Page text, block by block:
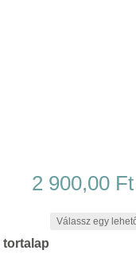
2 900,00 Ft
tortalap